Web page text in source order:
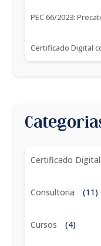
PEC 66/2023:
Certificado Digital
Certificado Digital
Consultoria (11)
Cursos (4)